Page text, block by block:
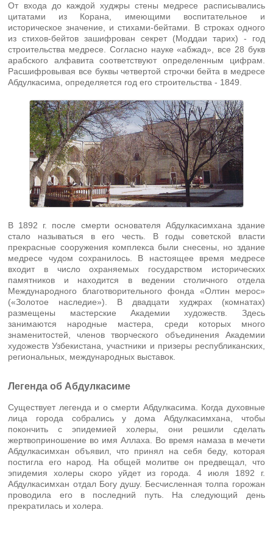
От входа до каждой худжры стены медресе расписывались
цитатами из Корана, имеющими воспитательное и
историческое значение, и стихами-бейтами. В строках одного
из стихов-бейтов зашифрован секрет (Моддаи тарих) - год
строительства медресе. Согласно науке «абжад», все 28 букв
арабского алфавита соответствуют определенным цифрам.
Расшифровывая все буквы четвертой строчки бейта в медресе
Абдулкасима, определяется год его строительства - 1849.
В 1892 г. после смерти основателя Абдулкасимхана здание
стало называться в его честь. В годы советской власти
прекрасные сооружения комплекса были снесены, но здание
медресе чудом сохранилось. В настоящее время медресе
входит в число охраняемых государством исторических
памятников и находится в ведении столичного отдела
Международного благотворительного фонда «Олтин мерос»
(«Золотое наследие»). В двадцати худжрах (комнатах)
размещены мастерские Академии художеств. Здесь
занимаются народные мастера, среди которых много
знаменитостей, членов творческого объединения Академии
художеств Узбекистана, участники и призеры республиканских,
региональных, международных выставок.
Легенда об Абдулкасиме
Существует легенда и о смерти Абдулкасима. Когда духовные
лица города собрались у дома Абдулкасимхана, чтобы
покончить с эпидемией холеры, они решили сделать
жертвоприношение во имя Аллаха. Во время намаза в мечети
Абдулкасимхан объявил, что принял на себя беду, которая
постигла его народ. На общей молитве он предвещал, что
эпидемия холеры скоро уйдет из города. 4 июля 1892 г.
Абдулкасимхан отдал Богу душу. Бесчисленная толпа горожан
проводила его в последний путь. На следующий день
прекратилась и холера.